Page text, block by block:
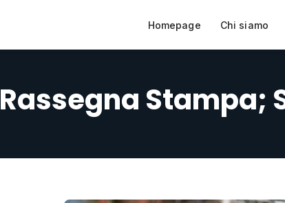
Homepage Chi siamo
Rassegna Stampa;